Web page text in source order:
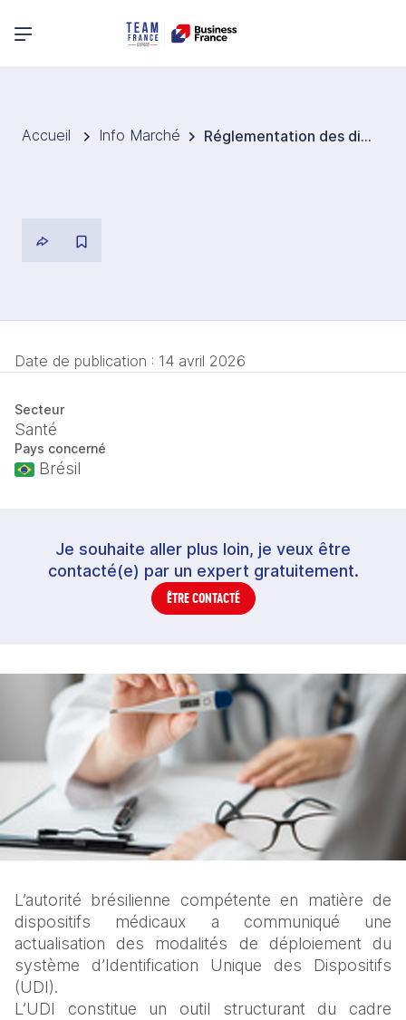
Menu principal
Accueil Info Marché Réglementation des dispositifs médicaux
Date de publication : 14 avril 2026
Secteur
Santé
Pays concerné
Brésil
Je souhaite aller plus loin, je veux être
contacté(e) par un expert gratuitement.
ÊTRE CONTACTÉ
L’autorité brésilienne compétente en matière de
dispositifs médicaux a communiqué une
actualisation des modalités de déploiement du
système d’Identification Unique des Dispositifs
(UDI).
L’UDI constitue un outil structurant du cadre